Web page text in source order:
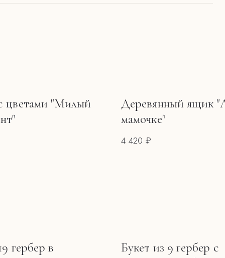
цветами "Милый
Деревянный ящик
мамочке"
4 420 ₽
гербер в
Букет из 9 гербер с